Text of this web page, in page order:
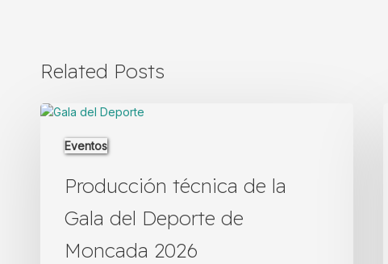
Related Posts
Eventos
Producción
Deporte
Moncada
Producción técnica de la
Gala del Deporte de
Moncada 2026